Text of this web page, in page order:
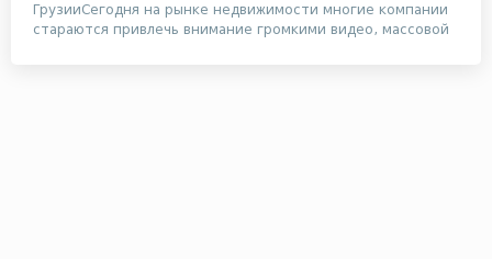
ГрузииСегодня на рынке недвижимости многие компании
стараются привлечь внимание громкими видео, массовой